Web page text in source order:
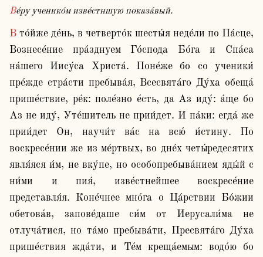
Ве́ру ученико́м изве́стншую показа́вый.
В то́йже де́нь, в четверто́к шесты́я неде́ли по Па́сце,
Вознесе́ние пра́зднуем Го́спода Бо́га и Спа́са
на́шего Иису́са Христа́. Поне́же бо со ученики́
пре́жде стра́сти пребыва́я, Всесвята́го Ду́ха обеща́
прише́ствие, ре́к: поле́зно е́сть, да Аз иду́: а́ще бо
Аз не иду́, Уте́шитель не прии́дет. И па́ки: егда́ же
прии́дет Он, научи́т ва́с на всю́ и́стину. По
воскресе́нии же из ме́ртвых, во дне́х четы́редесятих
явля́яся и́м, не вку́пе, но особопребыва́нием яды́й с
ни́ми и пия́, изве́стнейшее воскресе́ние
представля́я. Коне́чнее мно́га о Ца́рствии Бо́жии
обетова́в, запове́даше си́м от Иерусали́ма не
отлуча́тися, но та́мо пребыва́ти, Пресвята́го Ду́ха
прише́ствия жда́ти, и Те́м креща́емым: водо́ю бо